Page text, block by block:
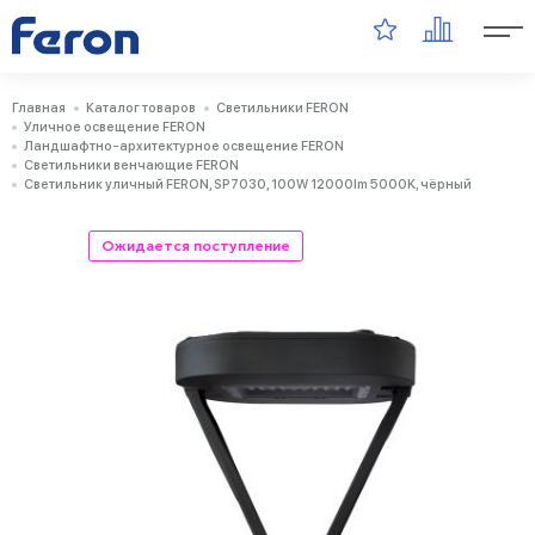
Главная Каталог товаров
Светильники FERON
Уличное освещение FERON
Ландшафтно-архитектурное освещение FERON
Светильники венчающие FERON
Светильник уличный FERON, SP7030, 100W 12000lm 5000K, чёрный
Ожидается поступление